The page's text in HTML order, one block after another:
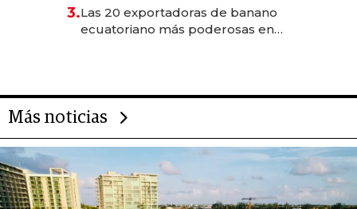
3.Las 20 exportadoras de banano
ecuatoriano más poderosas en
Más noticias